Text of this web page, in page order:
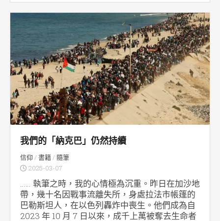
我們的「納克巴」仍然持續
信仰 /書籍/ 隨筆
2025-03-07
…… 執筆之時，我的心情極為沉重。昨日在加沙地
帶，幾十名因戰事流離失所，身處拉法市帳篷的
巴勒斯坦人，在以色列轟炸中喪生。他們成為自
2023 年 10 月 7 日以來，成千上萬被奪去生命者